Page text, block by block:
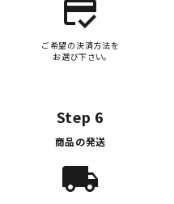
credit_score
ご希望の決済方法を
お選び下さい。
Step 6
商品の発送
local_shipping